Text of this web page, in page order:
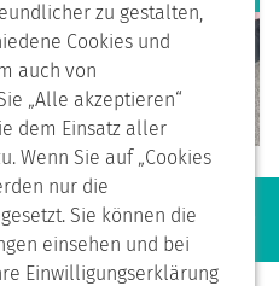
zu gestalten,
Cookies und
auch von
„Alle akzeptieren“
dem Einsatz aller
Wenn Sie auf „Cookies
nur die
Sie können die
einsehen und bei
Einwilligungserklärung
Nächstes